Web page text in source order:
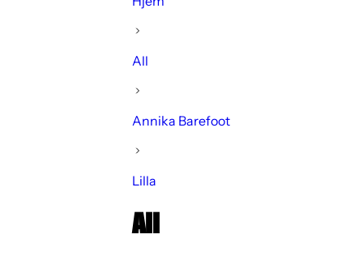
All
Annika Barefoot
Lilla
All